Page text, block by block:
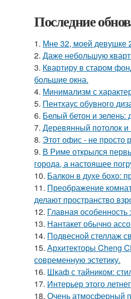
Последние
1. Мне 32, моей девушке
2. Даже небольшую
3. Квартиру в старом
большие окна.
4. Минимализм с
5. Пентхаус обувного
6. Белый бетон и зелень:
7. Деревянный потолок и
8. Этот офис - не просто
9. В Риме открылся
города, а настоящее
10. Балкон в духе бохо:
11. Преображение
делают пространство
12. Главная особенность
13. Нантакет обычно
14. Подвесной стеллаж
15. Архитекторы Cheng
современную эстетику.
16. Шкаф с тайником:
17. Интерьер этого
18. Очень атмосферный